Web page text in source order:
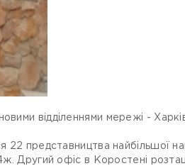
відділеннями мережі -
22 представництва найбільшої
Другий офіс в Коростені